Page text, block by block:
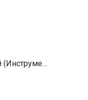
Месяц май (Инструментальная версия)